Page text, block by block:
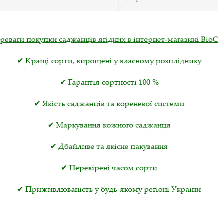
покупки саджанців ягідних в інтернет-магазині
✔ Кращі сорти, вирощені у власному розпліднику
✔ Гарантія сортності 100 %
✔ Якість саджанців та кореневої системи
✔ Маркування кожного саджанця
✔ Дбайливе та якісне пакування
✔ Перевірені часом сорти
✔ Приживлюваність у будь-якому регіоні України